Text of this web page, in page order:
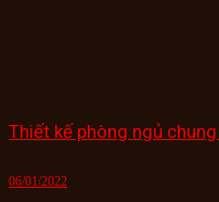
Thiết kế phòng ngủ
06/01/2022